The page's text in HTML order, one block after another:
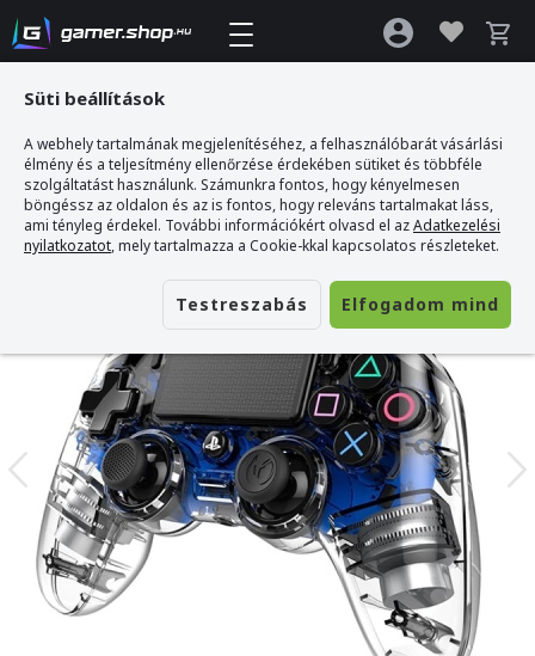
Gamer webshop >Nacon Vezetékes Kontroller PS4 - Kék
Süti beállítások
A webhely tartalmának megjelenítéséhez, a felhasználóbarát vásárlási
élmény és a teljesítmény ellenőrzése érdekében sütiket és többféle
szolgáltatást használunk. Számunkra fontos, hogy kényelmesen
böngéssz az oldalon és az is fontos, hogy releváns tartalmakat láss,
ami tényleg érdekel. További információkért olvasd el azAdatkezelési
nyilatkozatot, mely tartalmazza a Cookie-kkal kapcsolatos részleteket.
Testreszabás Elfogadom mind